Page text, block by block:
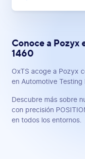
Conoce a Pozyx
1460
OxTS acoge a Pozyx
en Automotive Testing
Descubre más sobre
con precisión
en todos los entornos.